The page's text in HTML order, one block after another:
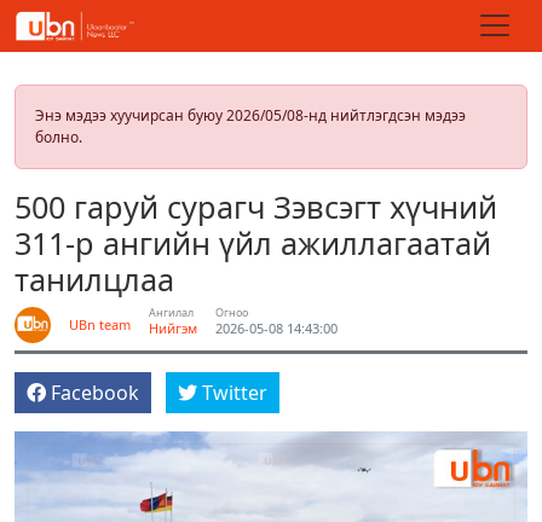
Энэ мэдээ хуучирсан буюу 2026/05/08-нд нийтлэгдсэн мэдээ
болно.
500 гаруй сурагч Зэвсэгт хүчний
311-р ангийн үйл ажиллагаатай
танилцлаа
UBn team
Ангилал
Нийгэм
Огноо
2026-05-08 14:43:00
Facebook Twitter